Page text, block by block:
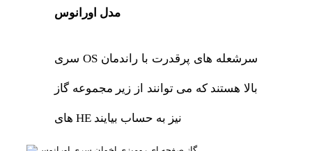
مدل اورانوس
سری OS سرشعله های پرقدرت با راندمان
بالا هستند که می توانند از زیر مجموعه گاز
های HE نیز به حساب بیایند